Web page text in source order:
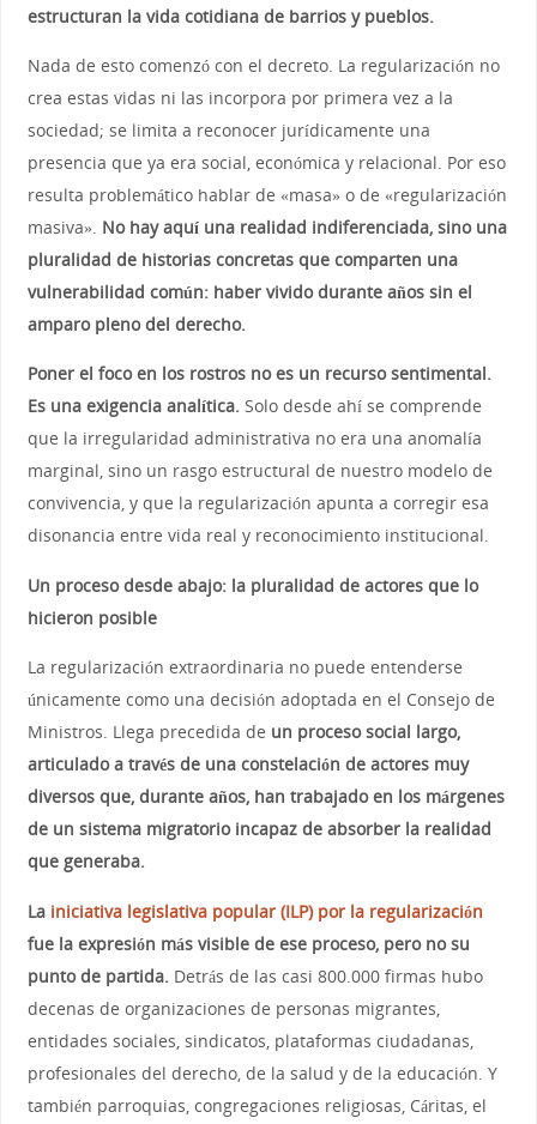
estructuran la vida cotidiana de barrios y pueblos.
Nada de esto comenzó con el decreto. La regularización no
crea estas vidas ni las incorpora por primera vez a la
sociedad; se limita a reconocer jurídicamente una
presencia que ya era social, económica y relacional. Por eso
resulta problemático hablar de «masa» o de «regularización
masiva». No hay aquí una realidad indiferenciada, sino una
pluralidad de historias concretas que comparten una
vulnerabilidad común: haber vivido durante años sin el
amparo pleno del derecho.
Poner el foco en los rostros no es un recurso sentimental.
Es una exigencia analítica. Solo desde ahí se comprende
que la irregularidad administrativa no era una anomalía
marginal, sino un rasgo estructural de nuestro modelo de
convivencia, y que la regularización apunta a corregir esa
disonancia entre vida real y reconocimiento institucional.
Un proceso desde abajo: la pluralidad de actores que lo
hicieron posible
La regularización extraordinaria no puede entenderse
únicamente como una decisión adoptada en el Consejo de
Ministros. Llega precedida de un proceso social largo,
articulado a través de una constelación de actores muy
diversos que, durante años, han trabajado en los márgenes
de un sistema migratorio incapaz de absorber la realidad
que generaba.
Lainiciativa legislativa popular (ILP) por la regularización
fue la expresión más visible de ese proceso, pero no su
punto de partida. Detrás de las casi 800.000 firmas hubo
decenas de organizaciones de personas migrantes,
entidades sociales, sindicatos, plataformas ciudadanas,
profesionales del derecho, de la salud y de la educación. Y
también parroquias, congregaciones religiosas, Cáritas, el